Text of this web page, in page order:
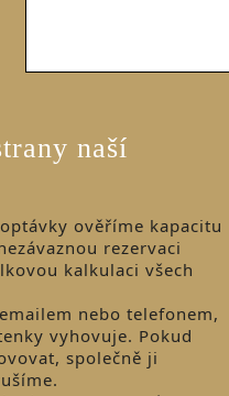
naší
ověříme kapacitu
rezervaci
kalkulaci všech
nebo telefonem,
vyhovuje. Pokud
společně ji